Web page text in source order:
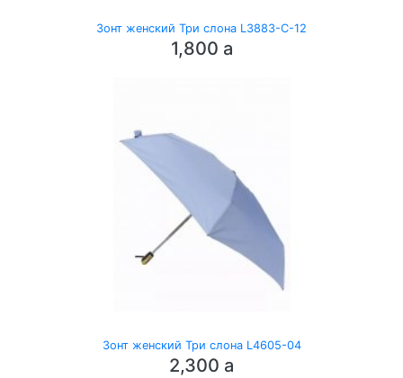
Зонт женский Три слона L3883-C-12
1,800 a
Зонт женский Три слона L4605-04
2,300 a